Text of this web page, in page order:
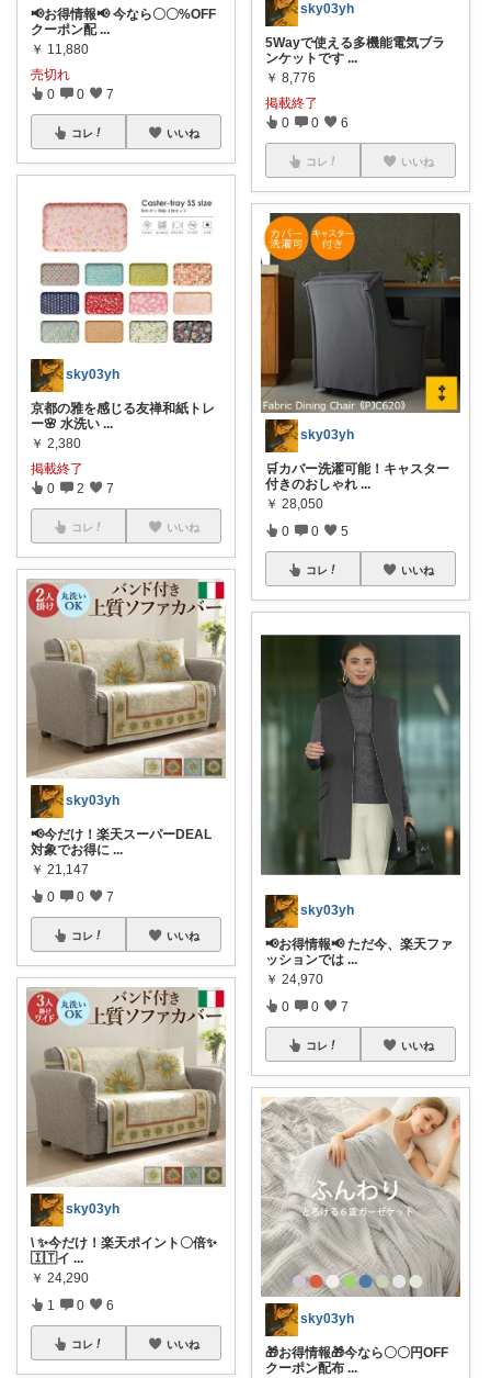
📢お得情報📢 今なら〇〇%OFF
クーポン配 ...
￥ 11,880
売切れ
0 0 7
コレ いいね
sky03yh
京都の雅を感じる友禅和紙トレ
ー🌸 水洗い ...
￥ 2,380
掲載終了
0 2 7
コレ いいね
sky03yh
📢今だけ！楽天スーパーDEAL
対象でお得に ...
￥ 21,147
0 0 7
コレ いいね
sky03yh
\ ✨今だけ！楽天ポイント〇倍✨
🇮🇹イ ...
￥ 24,290
1 0 6
コレ いいね
sky03yh
5Wayで使える多機能電気ブラ
ンケットです ...
￥ 8,776
掲載終了
0 0 6
コレ いいね
sky03yh
🛒カバー洗濯可能！キャスター
付きのおしゃれ ...
￥ 28,050
0 0 5
コレ いいね
sky03yh
📢お得情報📢 ただ今、楽天ファ
ッションでは ...
￥ 24,970
0 0 7
コレ いいね
sky03yh
🎁お得情報🎁今なら〇〇円OFF
クーポン配布 ...